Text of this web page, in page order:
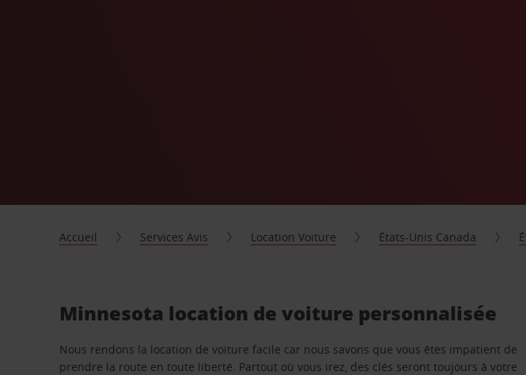
Accueil Services Avis Location Voiture États-Unis Canada
Minnesota location de voiture personnalisée
Nous rendons la location de voiture facile car nous savons que vous êtes impatient de
prendre la route en toute liberté. Partout où vous irez, des clés seront toujours à votre